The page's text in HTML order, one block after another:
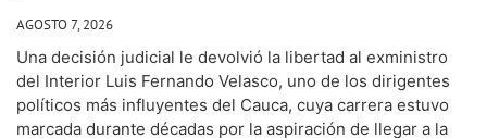
AGOSTO 7, 2026
Una decisión judicial le devolvió la libertad al exministro
del Interior Luis Fernando Velasco, uno de los dirigentes
políticos más influyentes del Cauca, cuya carrera estuvo
marcada durante décadas por la aspiración de llegar a la